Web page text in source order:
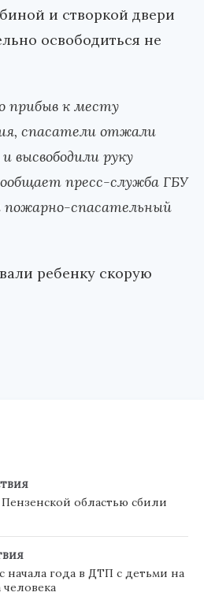
и створкой двери
освободиться не
прибыв к месту
спасатели отжали
высвободили руку
пресс-служба ГБУ
пожарно-спасательный
ребенку скорую
Пензенской областью сбили
начала года в ДТП с детьми на